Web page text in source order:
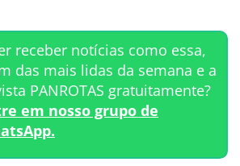
receber notícias como essa,
das mais lidas da semana e a
PANROTAS gratuitamente?
em nosso grupo de